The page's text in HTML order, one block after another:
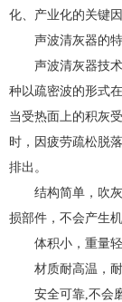
化、产业化的关键因
声波清灰器的特
声波清灰器技
种以疏密波的形式
当受热面上的积灰
时，因疲劳疏松脱
排出。
结构简单，吹
损部件，不会产生
体积小，重量
材质耐高温，
安全可靠,不会